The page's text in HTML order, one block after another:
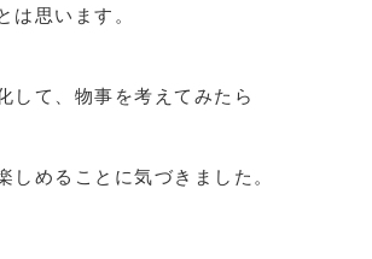
は思います。
して、物事を考えてみたら
しめることに気づきました。